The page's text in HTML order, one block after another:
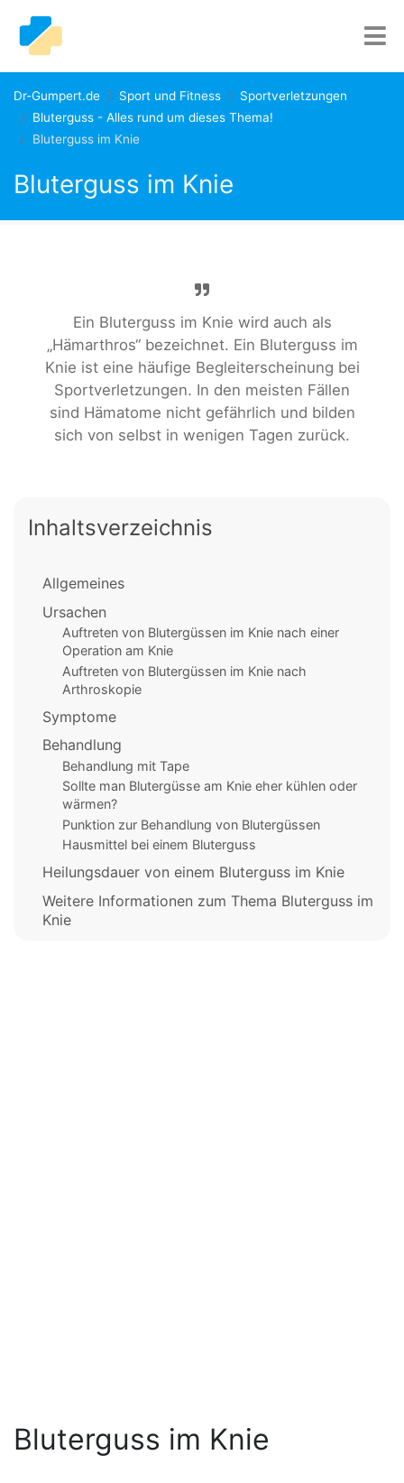
Dr-Gumpert.de Sport und Fitness
Sportverletzungen
Bluterguss - Alles rund um dieses Thema!
Bluterguss im Knie
Bluterguss im Knie
Ein Bluterguss im Knie wird auch als
„Hämarthros“ bezeichnet. Ein Bluterguss im
Knie ist eine häufige Begleiterscheinung bei
Sportverletzungen. In den meisten Fällen
sind Hämatome nicht gefährlich und bilden
sich von selbst in wenigen Tagen zurück.
Inhaltsverzeichnis
Allgemeines
Ursachen
Auftreten von Blutergüssen im Knie nach einer
Operation am Knie
Auftreten von Blutergüssen im Knie nach
Arthroskopie
Symptome
Behandlung
Behandlung mit Tape
Sollte man Blutergüsse am Knie eher kühlen oder
wärmen?
Punktion zur Behandlung von Blutergüssen
Hausmittel bei einem Bluterguss
Heilungsdauer von einem Bluterguss im Knie
Weitere Informationen zum Thema Bluterguss im
Knie
Bluterguss im Knie